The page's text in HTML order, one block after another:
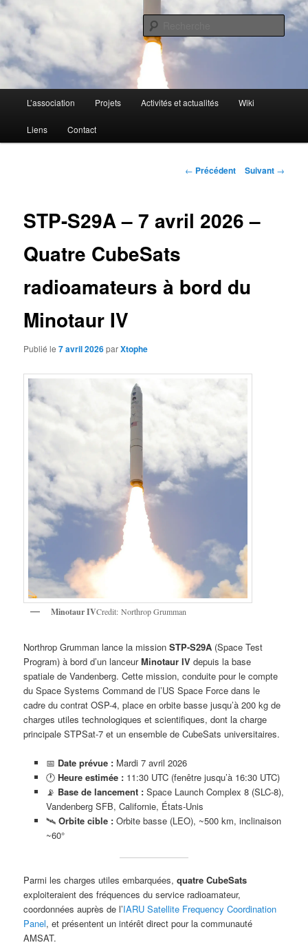
Aller
au
contenu
principalAMSAT Francophone
principal
L’association Projets Activités et actualités Wiki
Liens Contact
Navigation
← Précédent Suivant →
STP-S29A – 7 avril 2026 –
Quatre CubeSats
radioamateurs à bord du
Minotaur IV
Publié le7 avril 2026parXtophe
Minotaur IVCredit: Northrop Grumman
Northrop Grumman lance la missionSTP-S29A (Space Test
Program) à bord d’un lanceurMinotaur IV depuis la base
spatiale de Vandenberg. Cette mission, conduite pour le compte
du Space Systems Command de l’US Space Force dans le
cadre du contrat OSP-4, place en orbite basse jusqu’à 200 kg de
charges utiles technologiques et scientifiques, dont la charge
principale STPSat-7 et un ensemble de CubeSats universitaires.
📅 Date prévue :Mardi 7 avril 2026
🕐 Heure estimée :11:30 UTC (fenêtre jusqu’à 16:30 UTC)
📡 Base de lancement :Space Launch Complex 8 (SLC-8),
Vandenberg SFB, Californie, États-Unis
🛰️ Orbite cible :Orbite basse (LEO), ~500 km, inclinaison
~60°
Parmi les charges utiles embarquées,quatre CubeSats
exploiteraient des fréquences du service radioamateur,
coordonnées auprès de l’IARU Satellite Frequency Coordination
Panel, et présentent un intérêt direct pour la communauté
AMSAT.